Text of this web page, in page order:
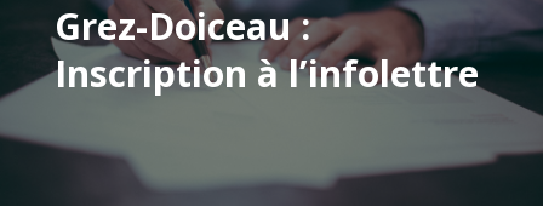
Grez-Doiceau :
Inscription à l’infolettre